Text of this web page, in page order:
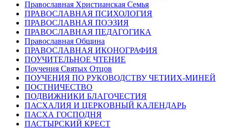
Православная Христианская Семья
ПРАВОСЛАВНАЯ ПСИХОЛОГИЯ
ПРАВОСЛАВНАЯ ПОЭЗИЯ
ПРАВОСЛАВНАЯ ПЕДАГОГИКА
Православная Община
ПРАВОСЛАВНАЯ ИКОНОГРАФИЯ
ПОУЧИТЕЛЬНОЕ ЧТЕНИЕ
Поучения Святых Отцов
ПОУЧЕНИЯ ПО РУКОВОДСТВУ ЧЕТИИХ-МИНЕЙ
ПОСТНИЧЕСТВО
ПОДВИЖНИКИ БЛАГОЧЕСТИЯ
ПАСХАЛИЯ И ЦЕРКОВНЫЙ КАЛЕНДАРЬ
ПАСХА ГОСПОДНЯ
ПАСТЫРСКИЙ КРЕСТ